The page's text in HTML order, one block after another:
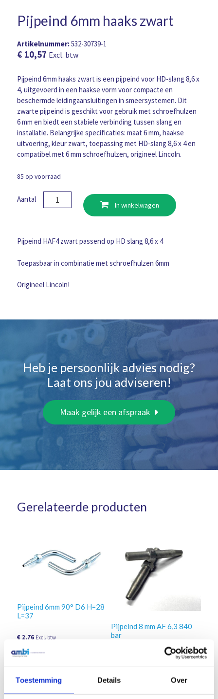
Toestemming Details Over
Pijpeind 6mm haaks zwart
Artikelnummer:532-30739-1
€ 10,57 Excl. btw
Pijpeind 6mm haaks zwart is een pijpeind voor HD-slang 8,6 x
4, uitgevoerd in een haakse vorm voor compacte en
beschermde leidingaansluitingen in smeersystemen. Dit
zwarte pijpeind is geschikt voor gebruik met schroefhulzen
6 mm en biedt een stabiele verbinding tussen slang en
installatie. Belangrijke specificaties: maat 6 mm, haakse
uitvoering, kleur zwart, toepassing met HD-slang 8,6 x 4 en
compatibel met 6 mm schroefhulzen, origineel Lincoln.
85 op voorraad
Aantal
Pijpeind
6mm
aantal
In winkelwagen
Pijpeind HAF4 zwart passend op HD slang 8,6 x 4
Toepasbaar in combinatie met schroefhulzen 6mm
Origineel Lincoln!
Heb je persoonlijk advies nodig?
Laat ons jou adviseren!
Maak gelijk een afspraak
Gerelateerde producten
Pijpeind 6mm 90° D6 H=28
L=37
€ 2,76 Excl. btw
In winkelwagen
Pijpeind 8 mm AF 6,3 840
bar
In winkelwagen